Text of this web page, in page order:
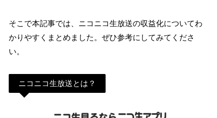
そこで本記事では、ニコニコ生放送の収益化についてわ
かりやすくまとめました。ぜひ参考にしてみてくださ
い。
ニコニコ生放送とは？